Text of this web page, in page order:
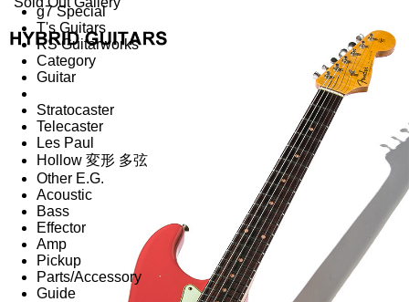
g7 Special
T's Guitars
RS Guitarworks
Category
Guitar
Stratocaster
Telecaster
Les Paul
Hollow 変形 多弦
Other E.G.
Acoustic
Bass
Effector
Amp
Pickup
Parts/Accessory
Guide